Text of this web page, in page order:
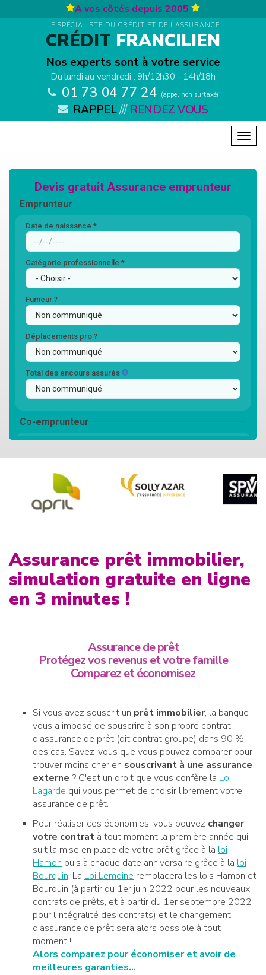
Aller au contenu principalA vos côtés depuis 2005
LE SPÉCIALISTE DU CRÉDIT ET DE L’ASSURANCE
CRÉDIT FRANCILIEN
Nos experts sont à votre service
Du lundi au vendredi : 9h/12h30 - 14h/18h
01 73 04 77 24 (appel non surtaxé)
RAPPEL/// RENDEZ VOUS
Assurance prêt immobilier,
simulation gratuite en ligne
en 3 minutes !
Assurance de prêt
Protégez vos revenus et votre famille
Comparez et économisez
Si vous avez souscrit un prêt immobilier, la banque
vous a imposé de souscrire à son propre contrat
d'assurance de prêt (dit contrat groupe) dans 90 %
des cas. Savez-vous que vous pouvez comparer pour
trouver moins cher en souscrivant à une assurance
externe ? C'est un droit que vous confère la Loi
Lagarde qui vous permet de choisir librement votre
assurance de prêt.
Pour réaliser ces économies, vous pouvez changer
votre contrat à tout moment la première année qui
suit la mise en place de votre prêt grâce à la loi
Hamon puis à chaque date anniversaire grâce à la loi
Bourquin. La Loi Lemoine remplacera les lois Hamon et
Bourquin (à partir du 1er juin 2022 pour les nouveaux
contrats de prêts, et à partir du 1er septembre 2022
pour l’intégralité des contrats) et le changement
d'assurance de prêt sera alors possible à tout
moment !
Alors comparez pour économiser et avoir de
meilleures garanties...